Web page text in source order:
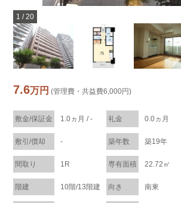
1 /20
7.6万円 (管理費・共益費6,000円)
敷金/保証金 1.0ヵ月 / - 礼金 0.0ヵ月
敷引/償却 - 築年数 築19年
間取り 1R 専有面積 22.72㎡
階建 10階/13階建 向き 南東